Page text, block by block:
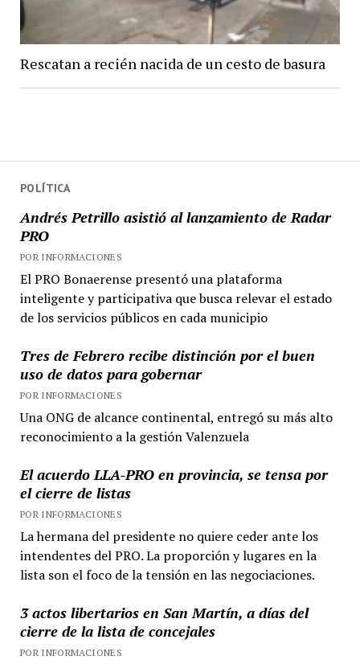
POLÍTICA
Andrés Petrillo asistió al lanzamiento de Radar
PRO
POR INFORMACIONES
El PRO Bonaerense presentó una plataforma
inteligente y participativa que busca relevar el estado
de los servicios públicos en cada municipio
Tres de Febrero recibe distinción por el buen
uso de datos para gobernar
POR INFORMACIONES
Una ONG de alcance continental, entregó su más alto
reconocimiento a la gestión Valenzuela
El acuerdo LLA-PRO en provincia, se tensa por
el cierre de listas
POR INFORMACIONES
La hermana del presidente no quiere ceder ante los
intendentes del PRO. La proporción y lugares en la
lista son el foco de la tensión en las negociaciones.
3 actos libertarios en San Martín, a días del
cierre de la lista de concejales
POR INFORMACIONES
Rescatan a recién nacida de un cesto de basura